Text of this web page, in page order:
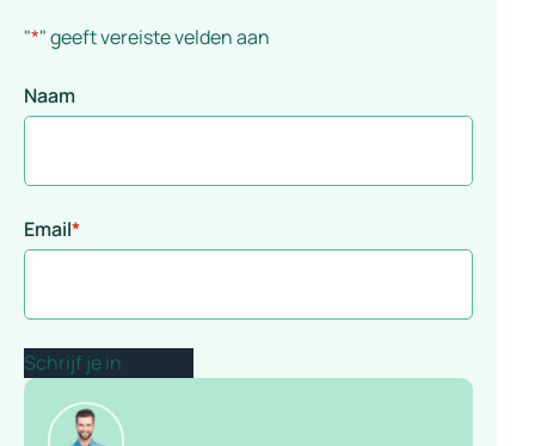
"*" geeft vereiste velden aan
Naam
Email*